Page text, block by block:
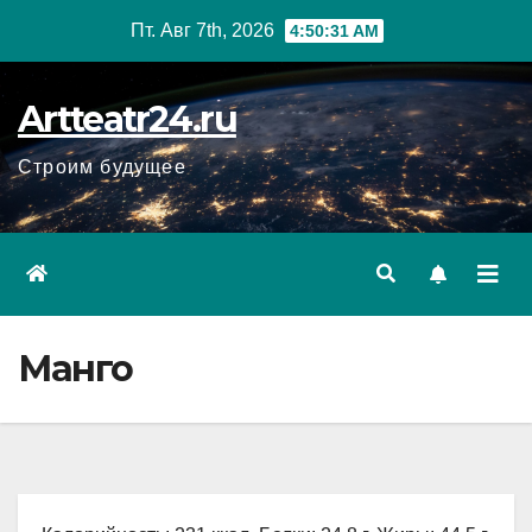
Пт. Авг 7th, 2026 4:50:32 AM
Artteatr24.ru
Строим будущее
Манго